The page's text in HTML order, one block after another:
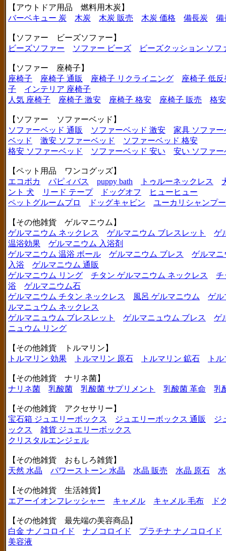
【アウトドア用品 燃料用木炭】
バーベキュー 炭
木炭 木炭 販売 木炭 価格 備長炭 備
【ソファー ビーズソファー】
ビーズソファー
ソファー ビーズ ビーズクッション ソフ
【ソファー 座椅子】
座椅子
座椅子 通販 座椅子 リクライニング
座椅子 低反
子
インテリア 座椅子
人気 座椅子
座椅子 激安 座椅子 格安 座椅子 販売 格
【ソファー ソファーベッド】
ソファーベッド 通販
ソファーベッド 激安
家具 ソファー
ベッド
激安 ソファーベッド
ソファーベッド 格安
格安 ソファーベッド
ソファーベッド 安い 安い ソファー
【ペット用品 ワンコグッズ】
エコポカ
パピィバス puppy bath トゥルーネックレス
ント 犬
リード テープ ドッグオフ
ヒューヒュー
ペットグルームプロ
ドッグキャビン ユーカリシャンプー
【その他雑貨 ゲルマニウム】
ゲルマニウム ネックレス
ゲルマニウム ブレスレット
ゲ
温浴効果
ゲルマニウム 入浴剤
ゲルマニウム 温浴 ボール
ゲルマニウム ブレス
ゲルマニ
入浴
ゲルマニウム 通販
ゲルマニウム リング
チタン ゲルマニウム ネックレス
チ
浴
ゲルマニウム石
ゲルマニウム チタン ネックレス
風呂 ゲルマニウム
ゲル
ルマニュウム ネックレス
ゲルマニュウム ブレスレット
ゲルマニュウム ブレス
ゲ
ニュウム リング
【その他雑貨 トルマリン】
トルマリン 効果
トルマリン 原石 トルマリン 鉱石 ト
【その他雑貨 ナリネ菌】
ナリネ菌
乳酸菌 乳酸菌 サプリメント 乳酸菌 革命 乳
【その他雑貨 アクセサリー】
宝石箱 ジュエリーボックス
ジュエリーボックス 通販
ジ
ックス
雑貨 ジュエリーボックス
クリスタルエンジェル
【その他雑貨 おもしろ雑貨】
天然 水晶
パワーストーン 水晶 水晶 販売 水晶 原石
【その他雑貨 生活雑貨】
エアーイオンフレッシャー
キャメル キャメル 毛布 ド
【その他雑貨 最先端の美容商品】
白金 ナノコロイド
ナノコロイド
プラチナ ナノコロイド
美容液